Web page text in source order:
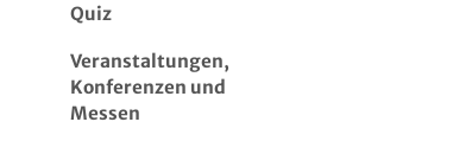
Quiz
Veranstaltungen,
Konferenzen und
Messen